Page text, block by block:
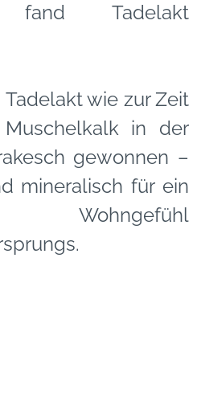
fand Tadelakt
wie zur Zeit
in der
gewonnen –
mineralisch für ein
Wohngefühl